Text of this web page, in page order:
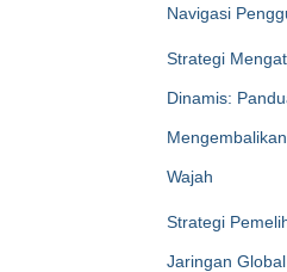
Navigasi
Strategi
Dinamis:
Wajah
Strategi
Jaringan